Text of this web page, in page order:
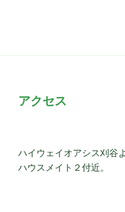
アクセス
ハイウェイオアシス刈谷
ハウスメイト２付近。